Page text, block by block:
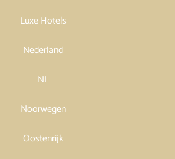
Luxe Hotels
Nederland
NL
Noorwegen
Oostenrijk